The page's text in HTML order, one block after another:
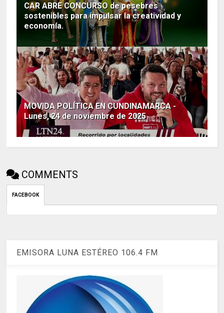
CAR ABRE CONCURSO de pesebres
sostenibles para impulsar la creatividad y
economía.
MOVIDA POLÍTICA EN CUNDINAMARCA -
Lunes, 24 de noviembre de 2025
COMMENTS
FACEBOOK
EMISORA LUNA ESTÉREO 106.4 FM